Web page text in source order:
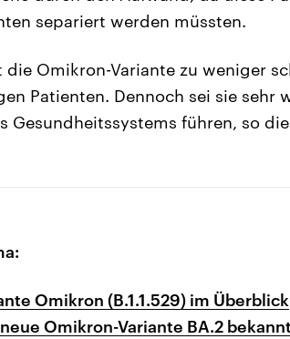
separiert werden müssten.
Omikron-Variante zu weniger
Patienten. Dennoch sei sie sehr
Gesundheitssystems führen, so die
Omikron (B.1.1.529) im Überblick
Omikron-Variante BA.2